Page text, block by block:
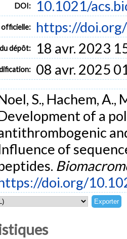
DOI: 10.1021/
officielle: https://
dépôt: 18 avr. 2023
08 avr. 2025
S., Hachem, A.,
of a
of
doi.org/